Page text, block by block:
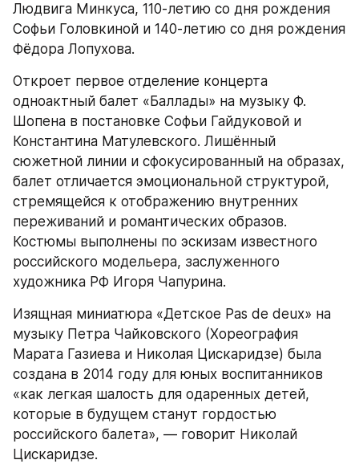
Людвига Минкуса, 110-летию со дня рождения
Софьи Головкиной и 140-летию со дня рождения
Фёдора Лопухова.
Откроет первое отделение концерта
одноактный балет «Баллады» на музыку Ф.
Шопена в постановке Софьи Гайдуковой и
Константина Матулевского. Лишённый
сюжетной линии и сфокусированный на образах,
балет отличается эмоциональной структурой,
стремящейся к отображению внутренних
переживаний и романтических образов.
Костюмы выполнены по эскизам известного
российского модельера, заслуженного
художника РФ Игоря Чапурина.
Изящная миниатюра «Детское Pas de deux» на
музыку Петра Чайковского (Хореография
Марата Газиева и Николая Цискаридзе) была
создана в 2014 году для юных воспитанников
«как легкая шалость для одаренных детей,
которые в будущем станут гордостью
российского балета», — говорит Николай
Цискаридзе.